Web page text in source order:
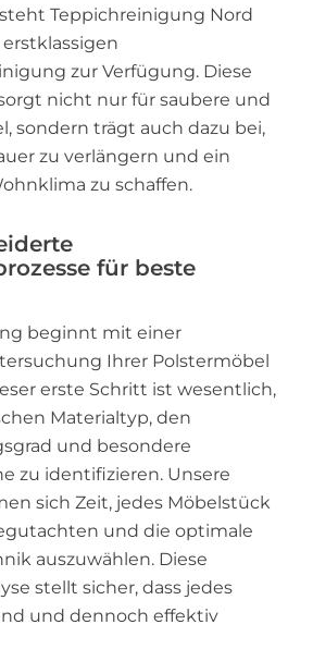
Teppichreinigung Nord
zur Verfügung. Diese
nicht nur für saubere und
sondern trägt auch dazu bei,
zu verlängern und ein
zu schaffen.
für beste
beginnt mit einer
Ihrer Polstermöbel
erste Schritt ist wesentlich,
Materialtyp, den
und besondere
zu identifizieren. Unsere
sich Zeit, jedes Möbelstück
und die optimale
auszuwählen. Diese
stellt sicher, dass jedes
und dennoch effektiv